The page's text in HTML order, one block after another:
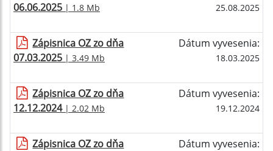
06.06.2025 | 1.8 Mb 25.08.2025
Zápisnica OZ zo dňa
07.03.2025 | 3.49 Mb
Dátum vyvesenia:
18.03.2025
Zápisnica OZ zo dňa
12.12.2024| 2.02 Mb
Dátum vyvesenia:
19.12.2024
Zápisnica OZ zo dňa
Dátum vyvesenia: